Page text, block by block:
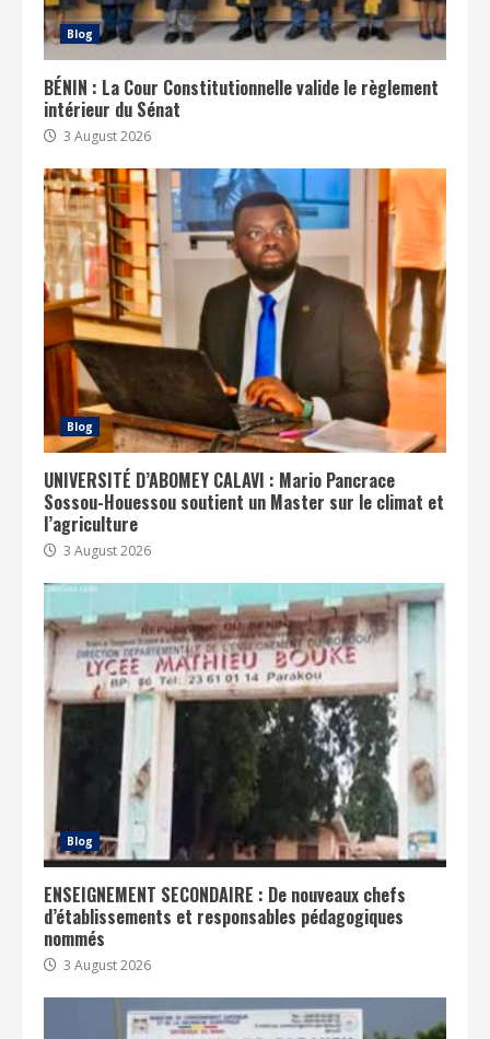
Blog
BÉNIN : La Cour Constitutionnelle valide le règlement
intérieur du Sénat
3 August 2026
Blog
UNIVERSITÉ D’ABOMEY CALAVI : Mario Pancrace
Sossou-Houessou soutient un Master sur le climat et
l’agriculture
3 August 2026
Blog
ENSEIGNEMENT SECONDAIRE : De nouveaux chefs
d’établissements et responsables pédagogiques
nommés
3 August 2026